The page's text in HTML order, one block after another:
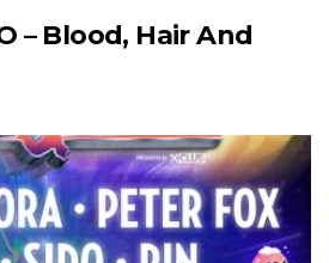
– Blood, Hair And